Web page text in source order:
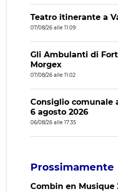
Teatro itinerante a
07/08/26 alle 11:09
Gli Ambulanti di
Morgex
07/08/26 alle 11:02
Consiglio comunale
6 agosto 2026
06/08/26 alle 17:35
Prossimamente
Combin en Musique